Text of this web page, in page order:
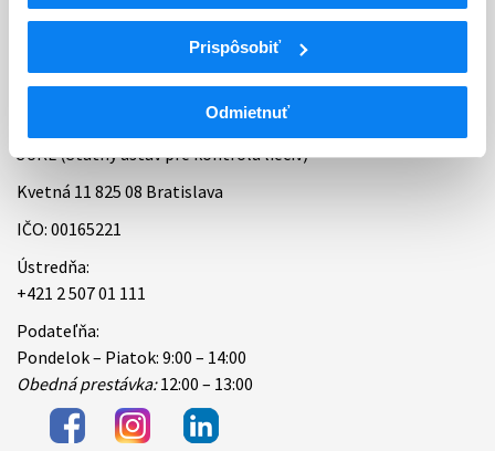
Prispôsobiť
Odmietnuť
Úradné hodiny
Kontakt
ŠÚKL (Štátny ústav pre kontrolu liečiv)
Kvetná 11 825 08 Bratislava
IČO: 00165221
Ústredňa:
+421 2 507 01 111
Podateľňa:
Pondelok – Piatok: 9:00 – 14:00
Obedná prestávka:12:00 – 13:00